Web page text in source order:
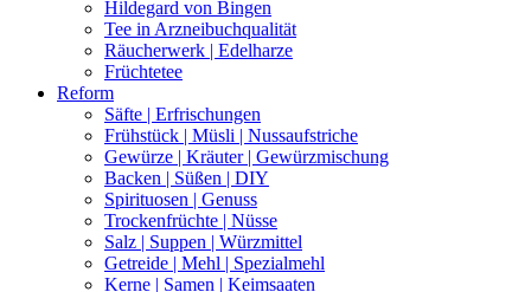
Hildegard von Bingen
Tee in Arzneibuchqualität
Räucherwerk | Edelharze
Früchtetee
Reform
Säfte | Erfrischungen
Frühstück | Müsli | Nussaufstriche
Gewürze | Kräuter | Gewürzmischung
Backen | Süßen | DIY
Spirituosen | Genuss
Trockenfrüchte | Nüsse
Salz | Suppen | Würzmittel
Getreide | Mehl | Spezialmehl
Kerne | Samen | Keimsaaten